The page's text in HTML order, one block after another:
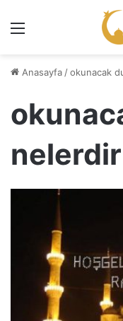
Anasayfa /okunacak
nelerdir